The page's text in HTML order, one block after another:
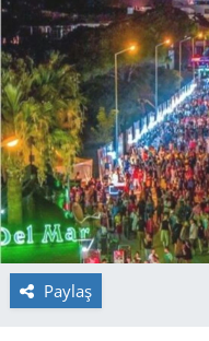
Paylaş
KÜLTÜR SANAT
MAGAZİN
POLİTİKA
RESMİ İLANLAR
SAĞLIK
SİYASET